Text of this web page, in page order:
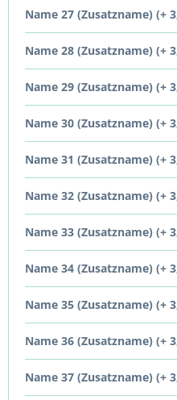
Name 27 (Zusatzname) (+
Name 28 (Zusatzname) (+
Name 29 (Zusatzname) (+
Name 30 (Zusatzname) (+
Name 31 (Zusatzname) (+
Name 32 (Zusatzname) (+
Name 33 (Zusatzname) (+
Name 34 (Zusatzname) (+
Name 35 (Zusatzname) (+
Name 36 (Zusatzname) (+
Name 37 (Zusatzname) (+